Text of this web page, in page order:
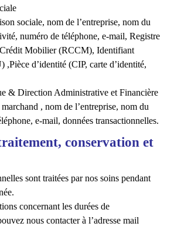
sociale, nom de l’entreprise, nom du
numéro de téléphone, e-mail, Registre
Mobilier (RCCM), Identifiant
d’identité (CIP, carte d’identité,
& Direction Administrative et Financière
, nom de l’entreprise, nom du
e-mail, données transactionnelles.
conservation et
sont traitées par nos soins pendant
concernant les durées de
nous contacter à l’adresse mail